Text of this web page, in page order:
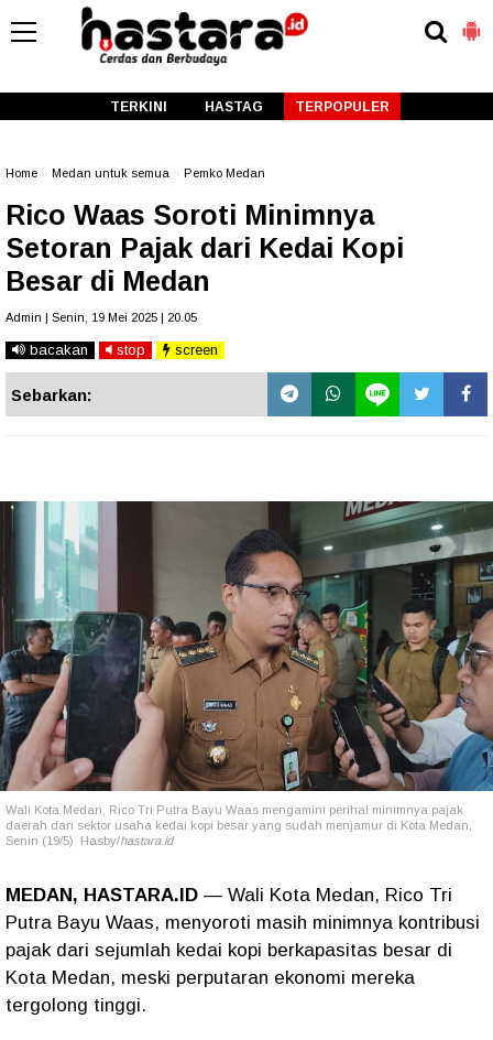
TERKINI HASTAG TERPOPULER
Home Medan untuk semua Pemko Medan
Rico Waas Soroti Minimnya
Setoran Pajak dari Kedai Kopi
Besar di Medan
Admin | Senin, 19 Mei 2025 | 20.05
bacakan stop screen
Sebarkan:
Wali Kota Medan, Rico Tri Putra Bayu Waas mengamini perihal minimnya pajak
daerah dari sektor usaha kedai kopi besar yang sudah menjamur di Kota Medan,
Senin (19/5). Hasby/hastara.id
MEDAN, HASTARA.ID — Wali Kota Medan, Rico Tri
Putra Bayu Waas, menyoroti masih minimnya kontribusi
pajak dari sejumlah kedai kopi berkapasitas besar di
Kota Medan, meski perputaran ekonomi mereka
tergolong tinggi.